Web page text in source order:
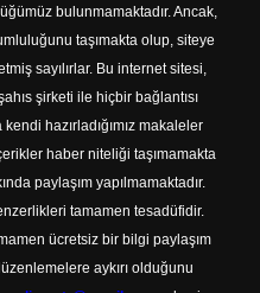
bulunmamaktadır. Ancak,
taşımakta olup, siteye
sayılırlar. Bu internet sitesi,
şirketi ile hiçbir bağlantısı
hazırladığımız makaleler
haber niteliği taşımamakta
paylaşım yapılmamaktadır.
tamamen tesadüfidir.
ücretsiz bir bilgi paylaşım
aykırı olduğunu